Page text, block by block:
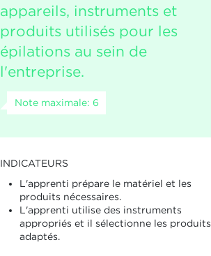
appareils, instruments et
produits utilisés pour les
épilations au sein de
l'entreprise.
Note maximale: 6
INDICATEURS
L'apprenti prépare le matériel et les
produits nécessaires.
L'apprenti utilise des instruments
appropriés et il sélectionne les produits
adaptés.